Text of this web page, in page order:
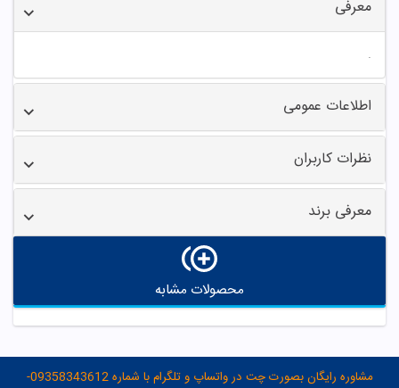
معرفی
.
اطلاعات عمومی
نظرات کاربران
معرفی برند
محصولات مشابه
مشاوره رایگان بصورت چت در واتساپ و تلگرام با شماره 09358343612-